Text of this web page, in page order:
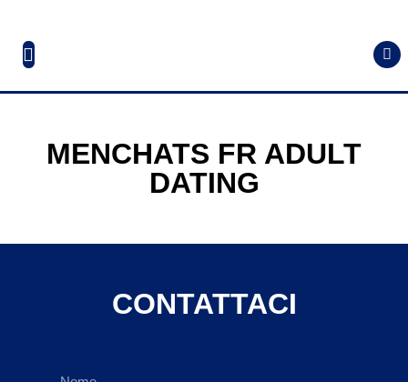
MENCHATS FR ADULT
DATING
CONTATTACI